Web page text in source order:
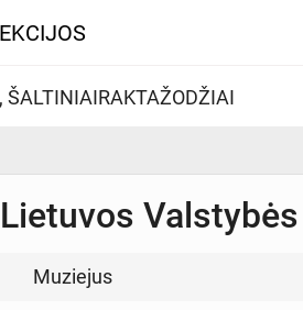
ŠALTINIAIRAKTAŽODŽIAI
Lietuvos
Muziejus